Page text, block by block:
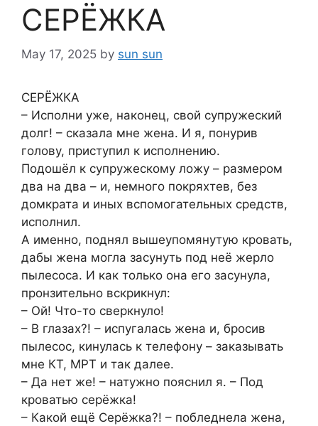
СЕРЁЖКА
May 17, 2025 by sun sun
СЕРЁЖКА
– Исполни уже, наконец, свой супружеский
долг! – сказала мне жена. И я, понурив
голову, приступил к исполнению.
Подошёл к супружескому ложу – размером
два на два – и, немного покряхтев, без
домкрата и иных вспомогательных средств,
исполнил.
А именно, поднял вышеупомянутую кровать,
дабы жена могла засунуть под неё жерло
пылесоса. И как только она его засунула,
пронзительно вскрикнул:
– Ой! Что-то сверкнуло!
– В глазах?! – испугалась жена и, бросив
пылесос, кинулась к телефону – заказывать
мне КТ, МРТ и так далее.
– Да нет же! – натужно пояснил я. – Под
кроватью серёжка!
– Какой ещё Серёжка?! – побледнела жена,